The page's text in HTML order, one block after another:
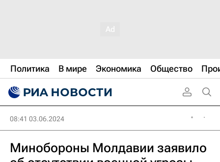
Политика В мире Экономика Общество
08:41 03.06.2024
Минобороны Молдавии заявило